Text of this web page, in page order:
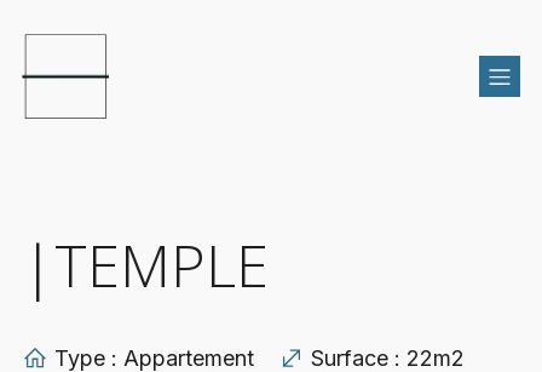
|TEMPLE
Type : Appartement
Surface : 22m2